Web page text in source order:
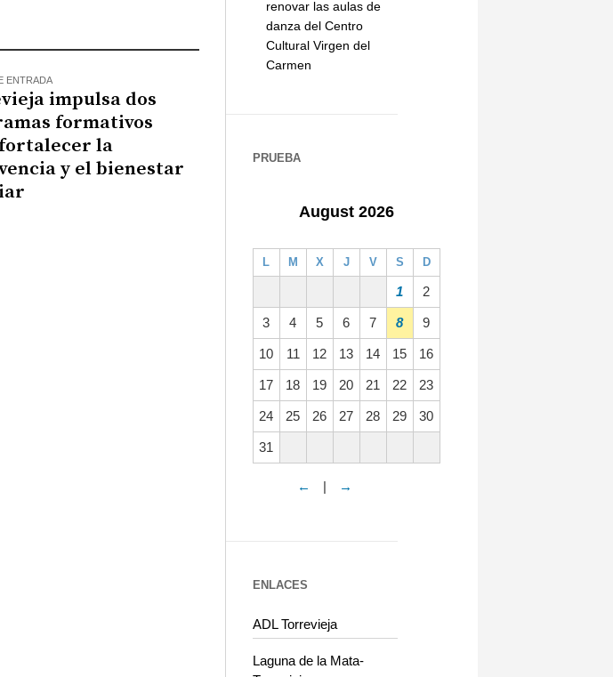
ENTRADA
impulsa dos
formativos
la
y el bienestar
renovar las aulas de
danza del Centro
Cultural Virgen del
Carmen
PRUEBA
August 2026
L M X J V S D
1 2
3 4 5 6 7 8 9
10 11 12 13 14 15 16
17 18 19 20 21 22 23
24 25 26 27 28 29 30
31
← | →
ENLACES
ADL Torrevieja
Laguna de la Mata-